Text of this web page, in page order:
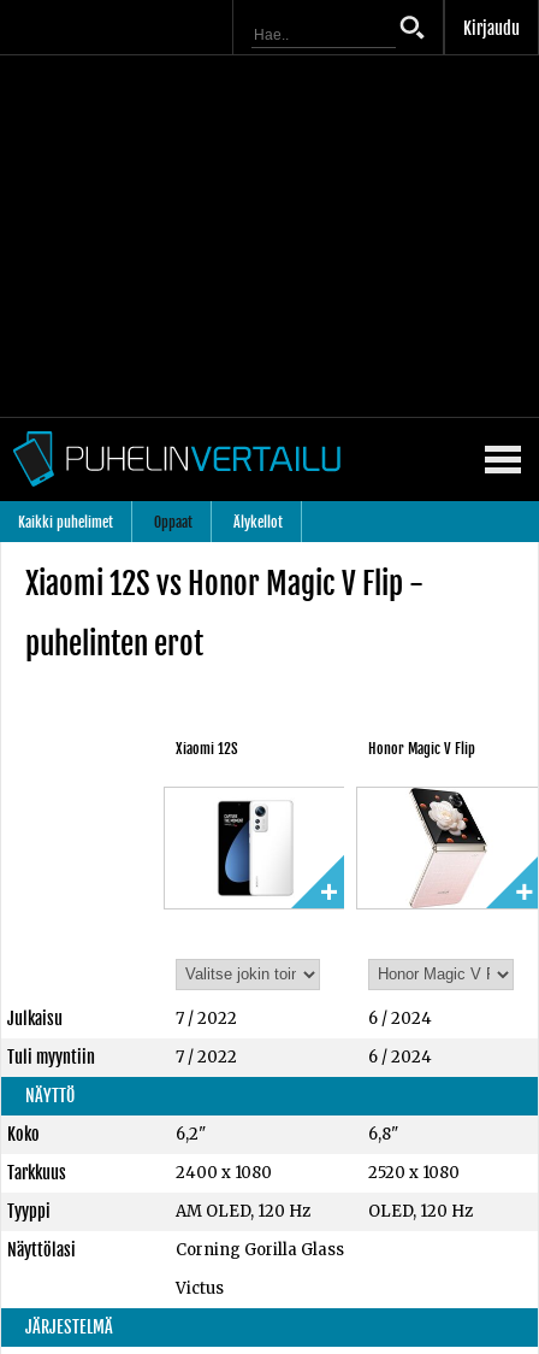
Kirjaudu
Kaikki puhelimet Oppaat Älykellot
Xiaomi 12S vs Honor Magic V Flip -
puhelinten erot
Xiaomi 12S Honor Magic V Flip
Julkaisu 7 / 2022
6 / 2024
Tuli myyntiin
7 / 2022
6 / 2024
NÄYTTÖ
Koko
6,2"
6,8"
Tarkkuus
2400 x 1080
2520 x 1080
Tyyppi
AM OLED, 120 Hz
OLED, 120 Hz
Näyttölasi
Corning Gorilla Glass
Victus
JÄRJESTELMÄ